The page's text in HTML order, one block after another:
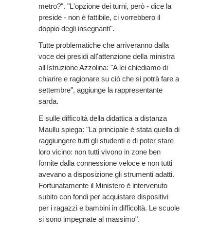
metro?". "L'opzione dei turni, però - dice la
preside - non è fattibile, ci vorrebbero il
doppio degli insegnanti".
Tutte problematiche che arriveranno dalla
voce dei presidi all'attenzione della ministra
all'Istruzione Azzolina: "A lei chiediamo di
chiarire e ragionare su ciò che si potrà fare a
settembre", aggiunge la rappresentante
sarda.
E sulle difficoltà della didattica a distanza
Maullu spiega: "La principale è stata quella di
raggiungere tutti gli studenti e di poter stare
loro vicino: non tutti vivono in zone ben
fornite dalla connessione veloce e non tutti
avevano a disposizione gli strumenti adatti.
Fortunatamente il Ministero è intervenuto
subito con fondi per acquistare dispositivi
per i ragazzi e bambini in difficoltà. Le scuole
si sono impegnate al massimo".